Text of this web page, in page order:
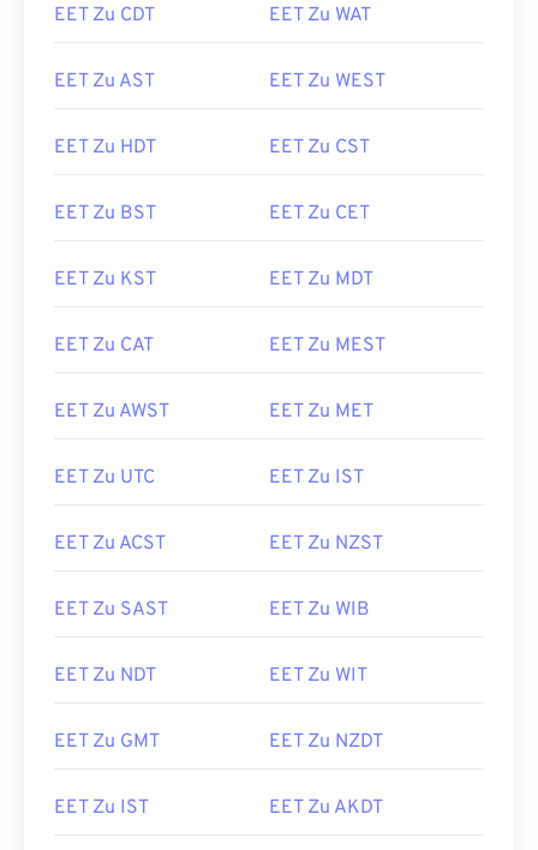
EET Zu CDT EET Zu WAT
EET Zu AST EET Zu WEST
EET Zu HDT EET Zu CST
EET Zu BST EET Zu CET
EET Zu KST EET Zu MDT
EET Zu CAT EET Zu MEST
EET Zu AWST EET Zu MET
EET Zu UTC EET Zu IST
EET Zu ACST EET Zu NZST
EET Zu SAST EET Zu WIB
EET Zu NDT EET Zu WIT
EET Zu GMT EET Zu NZDT
EET Zu IST EET Zu AKDT